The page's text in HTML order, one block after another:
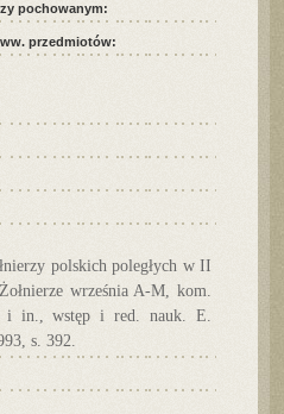
pochowanym:
przedmiotów:
polskich poległych w II
września A-M, kom.
i in., wstęp i red. nauk. E.
s. 392.